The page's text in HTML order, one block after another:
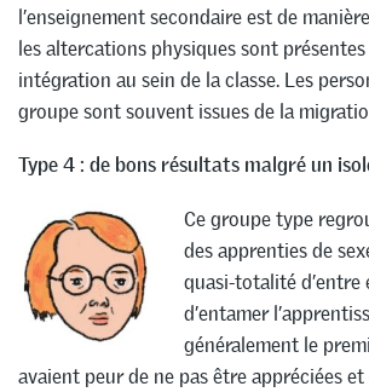
l’enseignement secondaire est de
les altercations physiques sont
intégration au sein de la classe. Les
groupe sont souvent issues de la
Type 4 : de bons résultats malgré un
Ce groupe type
des apprenties de
quasi-totalité d’entre
d’entamer
généralement le
avaient peur de ne pas être appréciées